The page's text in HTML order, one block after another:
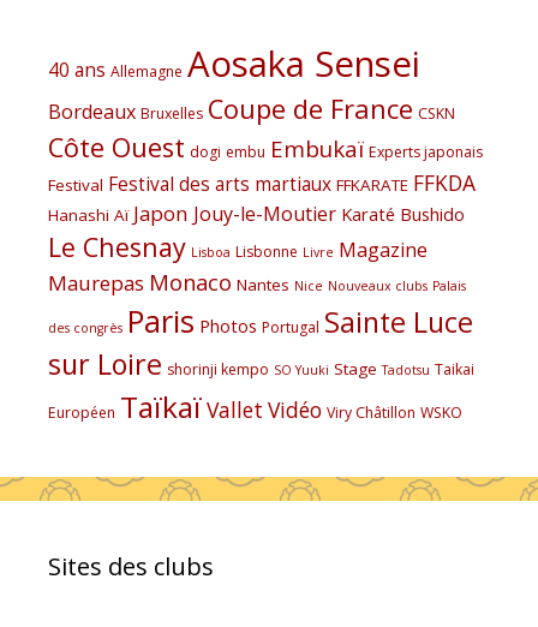
40 ans Allemagne Aosaka Sensei
Bordeaux Bruxelles Coupe de France CSKN
Côte Ouest dogi embu Embukaï Experts japonais
Festival Festival des arts martiaux FFKARATE FFKDA
Hanashi Aï Japon Jouy-le-Moutier Karaté Bushido
Le Chesnay Lisboa Lisbonne Livre Magazine
Maurepas Monaco Nantes Nice Nouveaux clubs Palais
des congrès Paris Photos Portugal Sainte Luce
sur Loire shorinji kempo SO Yuuki Stage Tadotsu Taikai
Européen TaïkaïVallet Vidéo Viry Châtillon WSKO
Sites des clubs